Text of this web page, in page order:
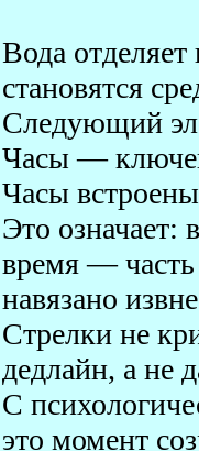
Вода
становятся
Следующий
Часы —
Часы
Это означает:
время — часть
навязано
Стрелки не
дедлайн, а не
С
это момент